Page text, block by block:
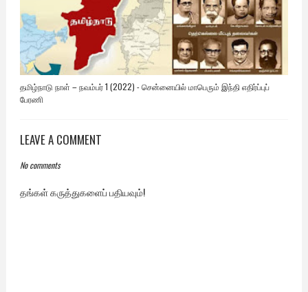
தமிழ்நாடு நாள் – நவம்பர் 1 (2022) - சென்னையில் மாபெரும் இந்தி எதிர்ப்புப்
பேரணி
LEAVE A COMMENT
No comments
தங்கள் கருத்துகளைப் பதியவும்!